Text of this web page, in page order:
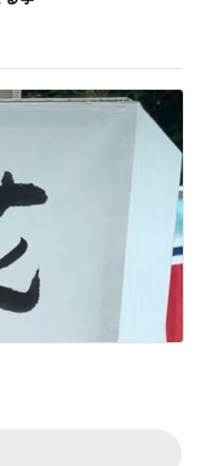
習
《あがつま峡》・日
・♪